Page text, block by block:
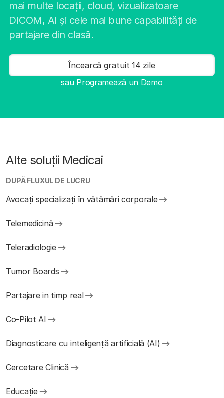
mai multe locații, cloud, vizualizatoare
DICOM, AI și cele mai bune capabilități de
partajare din clasă.
Încearcă gratuit 14 zile
sau Programează un Demo
Alte soluții Medicai
DUPĂ FLUXUL DE LUCRU
Avocați specializați în vătămări corporale
Telemedicină
Teleradiologie
Tumor Boards
Partajare in timp real
Co-Pilot AI
Diagnosticare cu inteligență artificială (AI)
Cercetare Clinică
Educație